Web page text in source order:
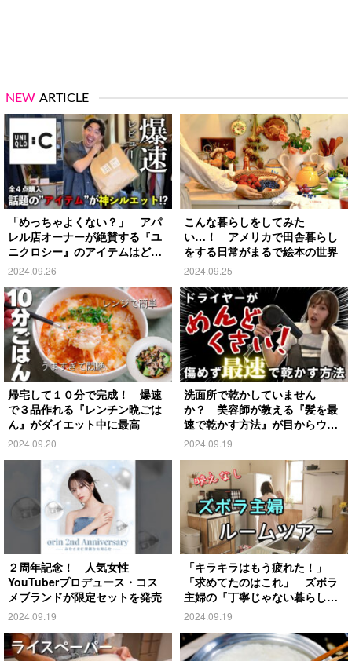
NEW ARTICLE
「めっちゃよくない？」 アパ
レル店オーナーが絶賛する『ユ
ニクロシー』のアイテムはど
れ？
2024.09.26
こんな暮らしをしてみた
い…！ アメリカで田舎暮らし
をする日常がまるで絵本の世界
2024.09.25
帰宅して１０分で完成！ 爆速
で３品作れる『レンチン晩ごは
ん』がダイエット中に最高
2024.09.20
洗面所で乾かしていません
か？ 美容師が教える『髪を最
速で乾かす方法』が目からウロ
コ
2024.09.19
２周年記念！ 人気女性
YouTuberプロデュース・コス
メブランドが限定セットを発売
2024.09.19
「キラキラはもう疲れた！」
「求めてたのはこれ」 ズボラ
主婦の『丁寧じゃない暮らし』
がこちら
2024.09.19